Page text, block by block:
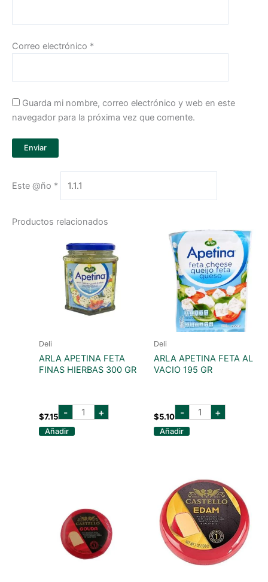
Correo electrónico *
Guarda mi nombre, correo electrónico y web en este
navegador para la próxima vez que comente.
Este @ño *
Productos relacionados
Deli
ARLA APETINA FETA
FINAS HIERBAS 300 GR
$7.15 - ARLA
APETINA
FETA
FINAS
+
Añadir
Deli
ARLA APETINA FETA AL
VACIO 195 GR
$5.10 - ARLA
APETINA
FETA
AL
+
Añadir